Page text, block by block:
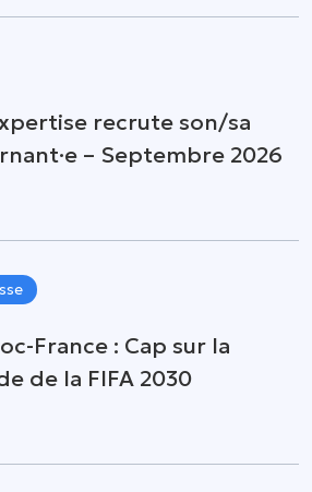
recrute son/sa
– Septembre 2026
France : Cap sur la
de la FIFA 2030